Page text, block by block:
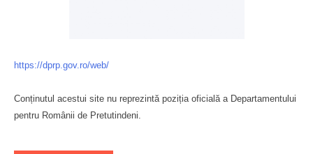
https://dprp.gov.ro/web/
Conținutul acestui site nu reprezintă poziția oficială a Departamentului
pentru Românii de Pretutindeni.